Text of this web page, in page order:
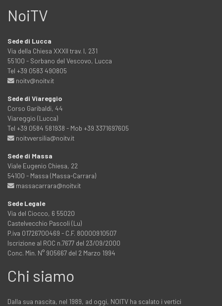
NoiTV
Sede di Lucca
Via della Chiesa XXXII trav. I, 231
55100 - Sorbano del Vescovo, Lucca
Tel +39 0583 490805
noitv@noitv.it
Sede di Viareggio
Corso Garibaldi, 44
Viareggio (Lucca)
Tel +39 0584 581938 - Mob +39 3371697605
noitvversilia@noitv.it
Sede di Massa
Viale Eugenio Chiesa, 22
54100 - Massa (Massa-Carrara)
massacarrara@noitv.it
Sede Legale
Via del Ciocco, 6 55020
Castelvecchio Pascoli (Lu)
P.iva 01726700469 - C.F. 80000910507
Iscrizione al ROC n.7677 del 23/09/2000
Conc. Min. N° 905667 del 2 Marzo 1994
Chi siamo
Dalla sua nascita, nel 1989, ad oggi, NOITV ha scalato i vertici